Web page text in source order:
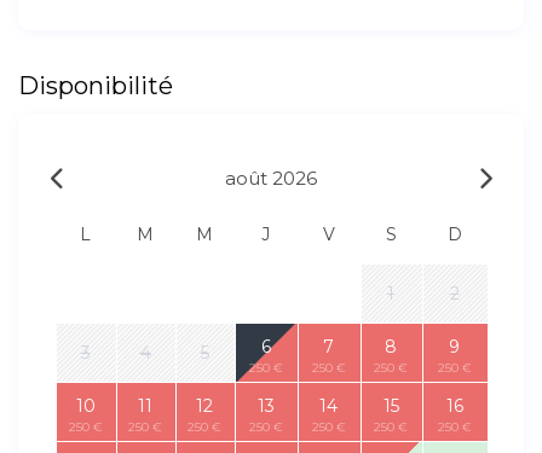
Disponibilité
août 2026
L M M J V S D
1 2
3 4 5 6
250 €
7
250 €
8
250 €
9
250 €
10
250 €
11
250 €
12
250 €
13
250 €
14
250 €
15
250 €
16
250 €